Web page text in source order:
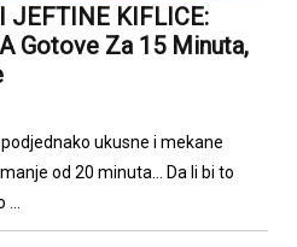
JEFTINE KIFLICE:
Gotove Za 15 Minuta,
ukusne i mekane
od 20 minuta… Da li bi to